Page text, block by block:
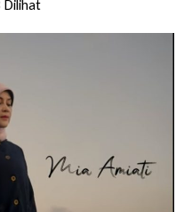
Terseret Perkara
Dilihat